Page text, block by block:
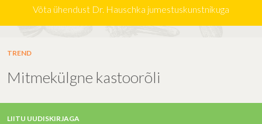
Võta ühendust Dr. Hauschka jumestuskunstnikuga
TREND
Mitmekülgne kastoorõli
LIITU UUDISKIRJAGA